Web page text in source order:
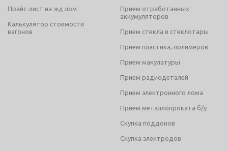
Прайс-лист на жд лом
Калькулятор стоимости
вагонов
Прием отработанных
аккумуляторов
Прием стекла и стеклотары
Прием пластика, полимеров
Прием макулатуры
Прием радиодеталей
Прием электронного лома
Прием металлопроката б/у
Скупка поддонов
Скупка электродов